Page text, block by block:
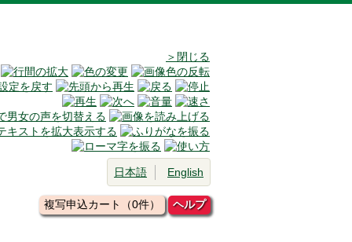
＞閉じる
日本語 English
複写申込カート（0件） ヘルプ